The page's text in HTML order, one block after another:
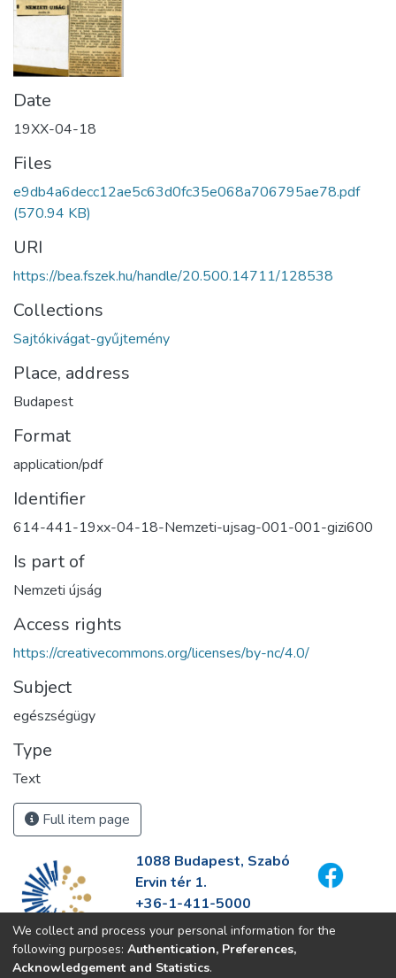
Date
19XX-04-18
Files
e9db4a6decc12ae5c63d0fc35e068a706795ae78.pdf
(570.94 KB)
URI
https://bea.fszek.hu/handle/20.500.14711/128538
Collections
Sajtókivágat-gyűjtemény
Place, address
Budapest
Format
application/pdf
Identifier
614-441-19xx-04-18-Nemzeti-ujsag-001-001-gizi600
Is part of
Nemzeti újság
Access rights
https://creativecommons.org/licenses/by-nc/4.0/
Subject
egészségügy
Type
Text
Full item page
1088 Budapest, Szabó
Ervin tér 1.
+36-1-411-5000
info@fszek.hu
https://fszek.hu
We collect and process your personal information for the
following purposes: Authentication, Preferences,
Acknowledgement and Statistics.